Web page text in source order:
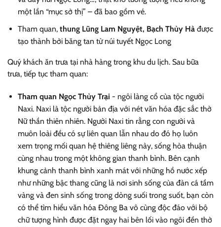
một lần “mục sở thị” – đã bao gồm vé.
Tham quan, thung Lũng Lam Nguyệt, Bạch Thủy Hàđược
tạo thành bởi băng tan từ núi tuyết Ngọc Long
Quý khách ăn trưa tại nhà hàng trong khu du lịch. Sau bữa
trưa, tiếp tục tham quan:
Tham quan Ngọc Thủy Trại - ngôi làng cổ của tộc người
Naxi. Naxi là tộc người bản địa với nét văn hóa đặc sắc thờ
Nữ thần thiên nhiên. Người Naxi tin rằng con người và
muôn loài đều có sự liên quan lẫn nhau do đó họ luôn
xem trọng mối quan hệ thiêng liêng này, sống hòa thuận
cùng nhau trong một không gian thanh bình. Bên cạnh
khung cảnh thanh bình xanh mát với những hồ nước xếp
như những bậc thang cũng là nơi sinh sống của đàn cá tầm
vàng và đen sinh sống trong dòng suối trong suốt, bạn còn
có thể tìm hiểu văn hóa Đông Ba vô cùng độc đáo với bộ
chữ tượng hình được đặt ngay hai bên lối vào ngôi đền thờ